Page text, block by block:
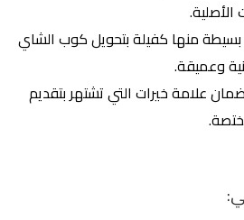
منها كفيلة بتحويل كوب الشاي
وعميقة.
علامة خيرات التي تشتهر بتقديم